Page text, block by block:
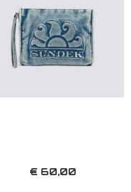
€ 60,00